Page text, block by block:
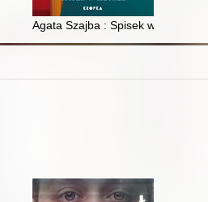
Agata Szajba : Spisek w metrze